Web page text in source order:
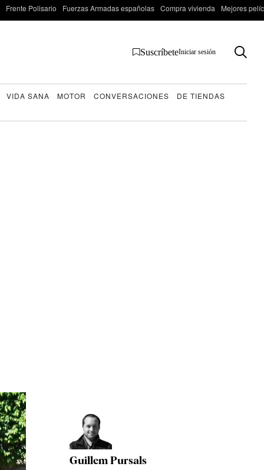
Frente Polisario Fuerzas Armadas españolas Compra vivienda Mejores
SuscríbeteIniciar sesión
VIDA SANA MOTOR CONVERSACIONES
DE TIENDAS
Guillem Pursals